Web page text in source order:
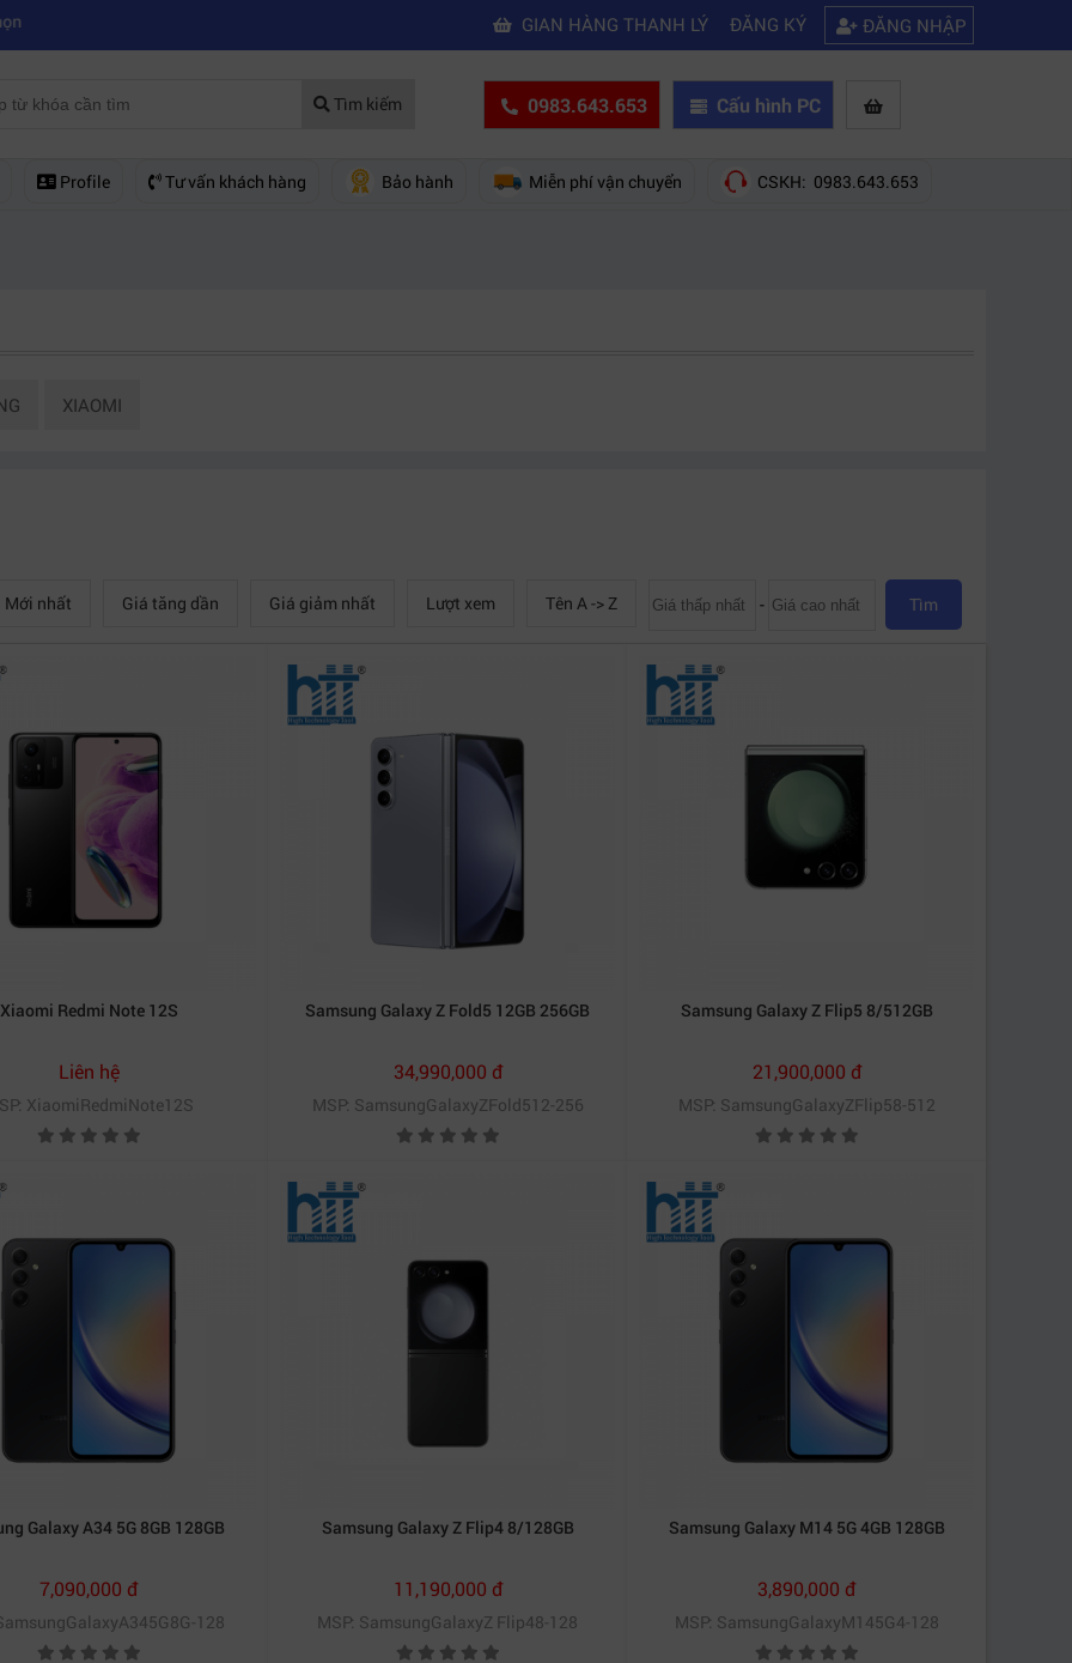
phim chuyên nghiệp Mua máy quay phim hd giá rẻ nên mua của hãng nào? |Mách bạn 5 cách khắc phục laptop không kết nối được wifi
GIAN HÀNG THANH LÝ ĐĂNG KÝ ĐĂNG NHẬP
Tìm kiếm 0983.643.653 Cấu hình PC
Profile Tư vấn khách hàng Bảo hành Miễn phí vận chuyển CSKH: 0983.643.653
XIAOMI
Mới nhất Giá tăng dần Giá giảm nhất Lượt xem Tên A -> Z - Tìm
Xiaomi Redmi Note 12S
Liên hệ
XiaomiRedmiNote12S
Samsung Galaxy Z Fold5 12GB 256GB
34,990,000 đ
MSP: SamsungGalaxyZFold512-256
Samsung Galaxy Z Flip5 8/512GB
21,900,000 đ
MSP: SamsungGalaxyZFlip58-512
Galaxy A34 5G 8GB 128GB
7,090,000 đ
128
Samsung Galaxy Z Flip4 8/128GB
11,190,000 đ
MSP: SamsungGalaxyZ Flip48-128
Samsung Galaxy M14 5G 4GB 128GB
3,890,000 đ
MSP: SamsungGalaxyM145G4-128